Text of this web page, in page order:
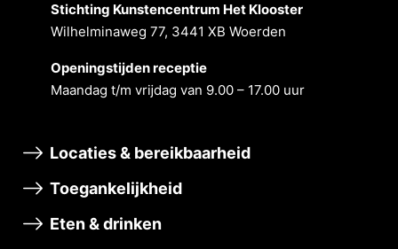
Stichting Kunstencentrum Het Klooster
Wilhelminaweg 77, 3441 XB Woerden
Openingstĳden receptie
Maandag t/m vrĳdag van 9.00 – 17.00 uur
Locaties & bereikbaarheid
Toegankelijkheid
Eten & drinken